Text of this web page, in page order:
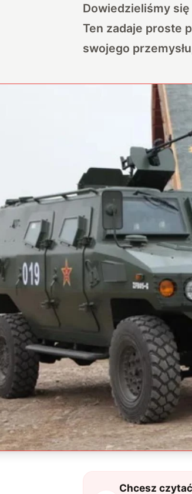
Dowiedzieliśmy
Ten zadaje proste
swojego
Chcesz